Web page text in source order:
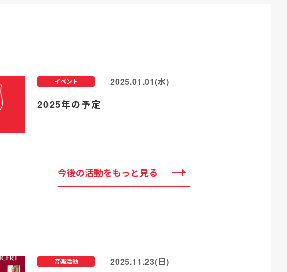
2025年の予定
イベント 2025.01.01(水)
今後の活動をもっと見る
音楽活動 2025.11.23(日)